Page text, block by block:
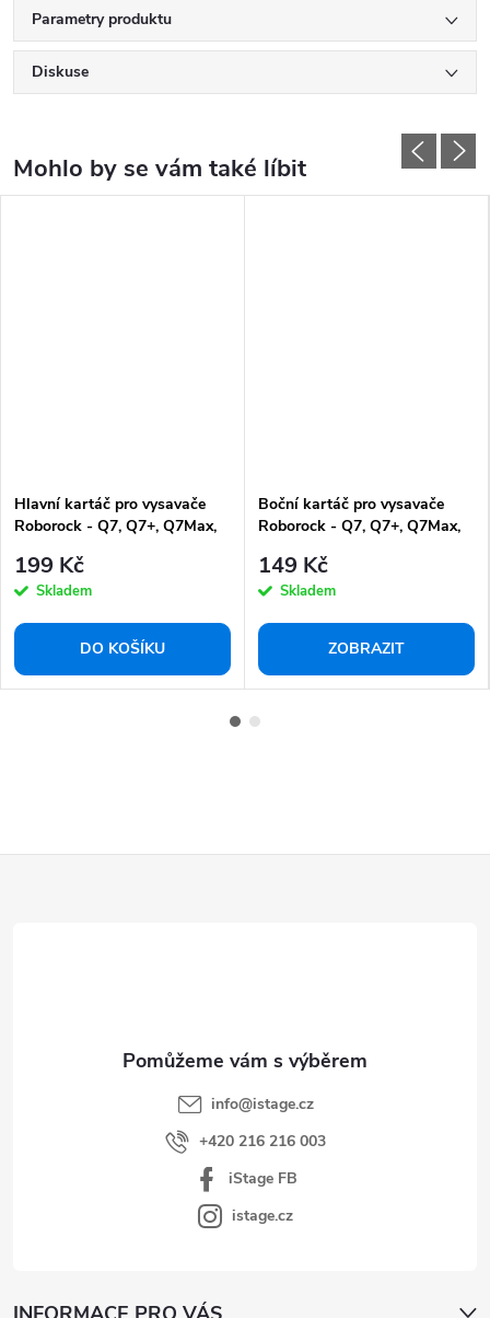
Parametry produktu
Diskuse
Hlavní kartáč pro vysavače
Roborock - Q7, Q7+, Q7Max,
199 Kč
Skladem
DO KOŠÍKU
Boční kartáč pro vysavače
Roborock - Q7, Q7+, Q7Max,
149 Kč
Skladem
ZOBRAZIT
info@istage.cz
+420 216 216 003
iStage FB
istage.cz